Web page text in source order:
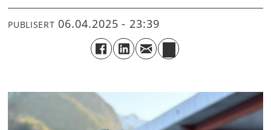
PUBLISERT 06.04.2025 - 23:39